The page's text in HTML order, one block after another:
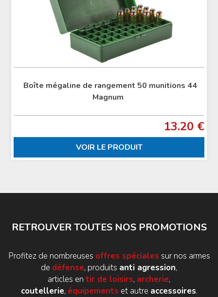
Boîte mégaline de rangement 50 munitions 44
Magnum
13.20 €
VOIR LE PRODUIT
RETROUVER TOUTES NOS PROMOTIONS
Profitez de nombreuses offres spéciales sur nos armes
de défense, produits anti agression,
articles en tir de loisirs, archerie,
coutellerie, équipements et autre accessoires.